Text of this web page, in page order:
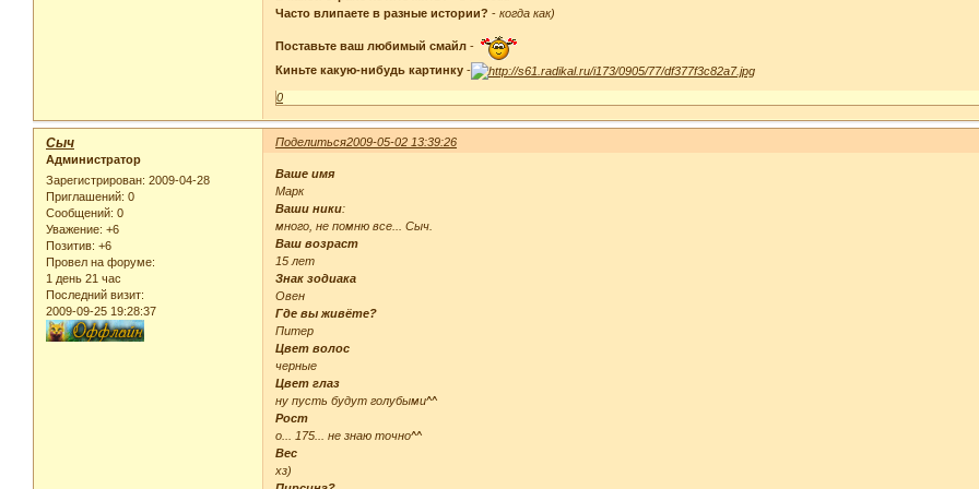
Часто влипаете в разные истории? -когда как)
Поставьте ваш любимый смайл -
Киньте какую-нибудь картинку -
0
Поделиться2009-05-02 13:39:26
Сыч
Администратор
Зарегистрирован: 2009-04-28
Приглашений: 0
Сообщений: 0
Уважение: +6
Позитив: +6
Провел на форуме:
1 день 21 час
Последний визит:
2009-09-25 19:28:37
Ваше имя
Марк
Ваши ники:
много, не помню все... Сыч.
Ваш возраст
15 лет
Знак зодиака
Овен
Где вы живёте?
Питер
Цвет волос
черные
Цвет глаз
ну пусть будут голубыми^^
Рост
о... 175... не знаю точно^^
Вес
хз)